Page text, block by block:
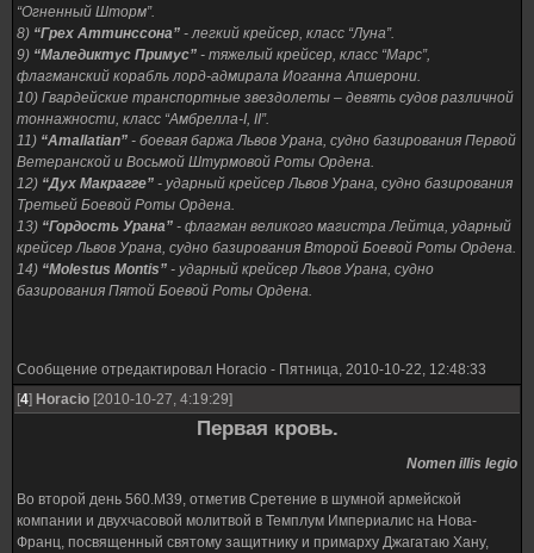
“Огненный Шторм”.
8) “Грех Аттинссона” - легкий крейсер, класс “Луна”.
9) “Маледиктус Примус” - тяжелый крейсер, класс “Марс”,
флагманский корабль лорд-адмирала Иоганна Апшерони.
10) Гвардейские транспортные звездолеты – девять судов различной
тоннажности, класс “Амбрелла-I, II”.
11) “Amallatian” - боевая баржа Львов Урана, судно базирования Первой
Ветеранской и Восьмой Штурмовой Роты Ордена.
12) “Дух Макрагге” - ударный крейсер Львов Урана, судно базирования
Третьей Боевой Роты Ордена.
13) “Гордость Урана” - флагман великого магистра Лейтца, ударный
крейсер Львов Урана, судно базирования Второй Боевой Роты Ордена.
14) “Molestus Montis” - ударный крейсер Львов Урана, судно
базирования Пятой Боевой Роты Ордена.
Сообщение отредактировал Horacio - Пятница, 2010-10-22, 12:48:33
[4] Horacio [2010-10-27, 4:19:29]
Первая кровь.
Nomen illis legio
Во второй день 560.М39, отметив Сретение в шумной армейской
компании и двухчасовой молитвой в Темплум Империалис на Нова-
Франц, посвященный святому защитнику и примарху Джагатаю Хану,